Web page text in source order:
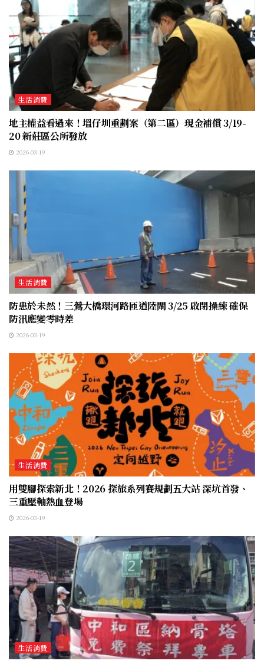
生活消費
地主權益看過來！塭仔圳重劃案（第二區）現金補償 3/19-
20 新莊區公所發放
2026-03-19
生活消費
防患於未然！三鶯大橋環河路匝道陸閘 3/25 啟閉操練 確保
防汛應變零時差
2026-03-19
生活消費
用雙腳探索新北！2026 探旅系列賽規劃五大站 深坑首發、
三重壓軸熱血登場
2026-03-19
生活消費